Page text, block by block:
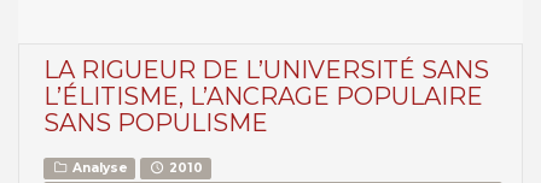
LA RIGUEUR DE L’UNIVERSITÉ SANS
L’ÉLITISME, L’ANCRAGE POPULAIRE
SANS POPULISME
Analyse
2010